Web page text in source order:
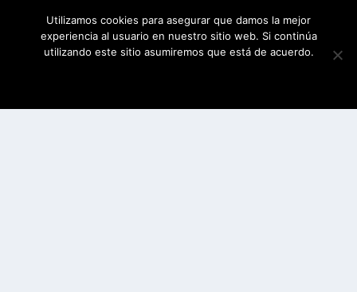
Utilizamos cookies para asegurar que damos la mejor
experiencia al usuario en nuestro sitio web. Si continúa
utilizando este sitio asumiremos que está de acuerdo.